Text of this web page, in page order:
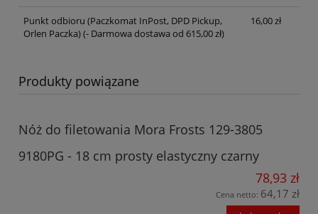
Punkt odbioru (Paczkomat InPost, DPD Pickup,
Orlen Paczka)(- Darmowa dostawa od 615,00 zł)
16,00 zł
Produkty powiązane
Nóż do filetowania Mora Frosts 129-3805
9180PG - 18 cm prosty elastyczny czarny
78,93 zł
Cena netto: 64,17 zł